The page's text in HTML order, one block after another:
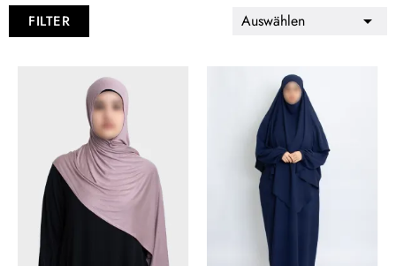
FILTER Auswählen 